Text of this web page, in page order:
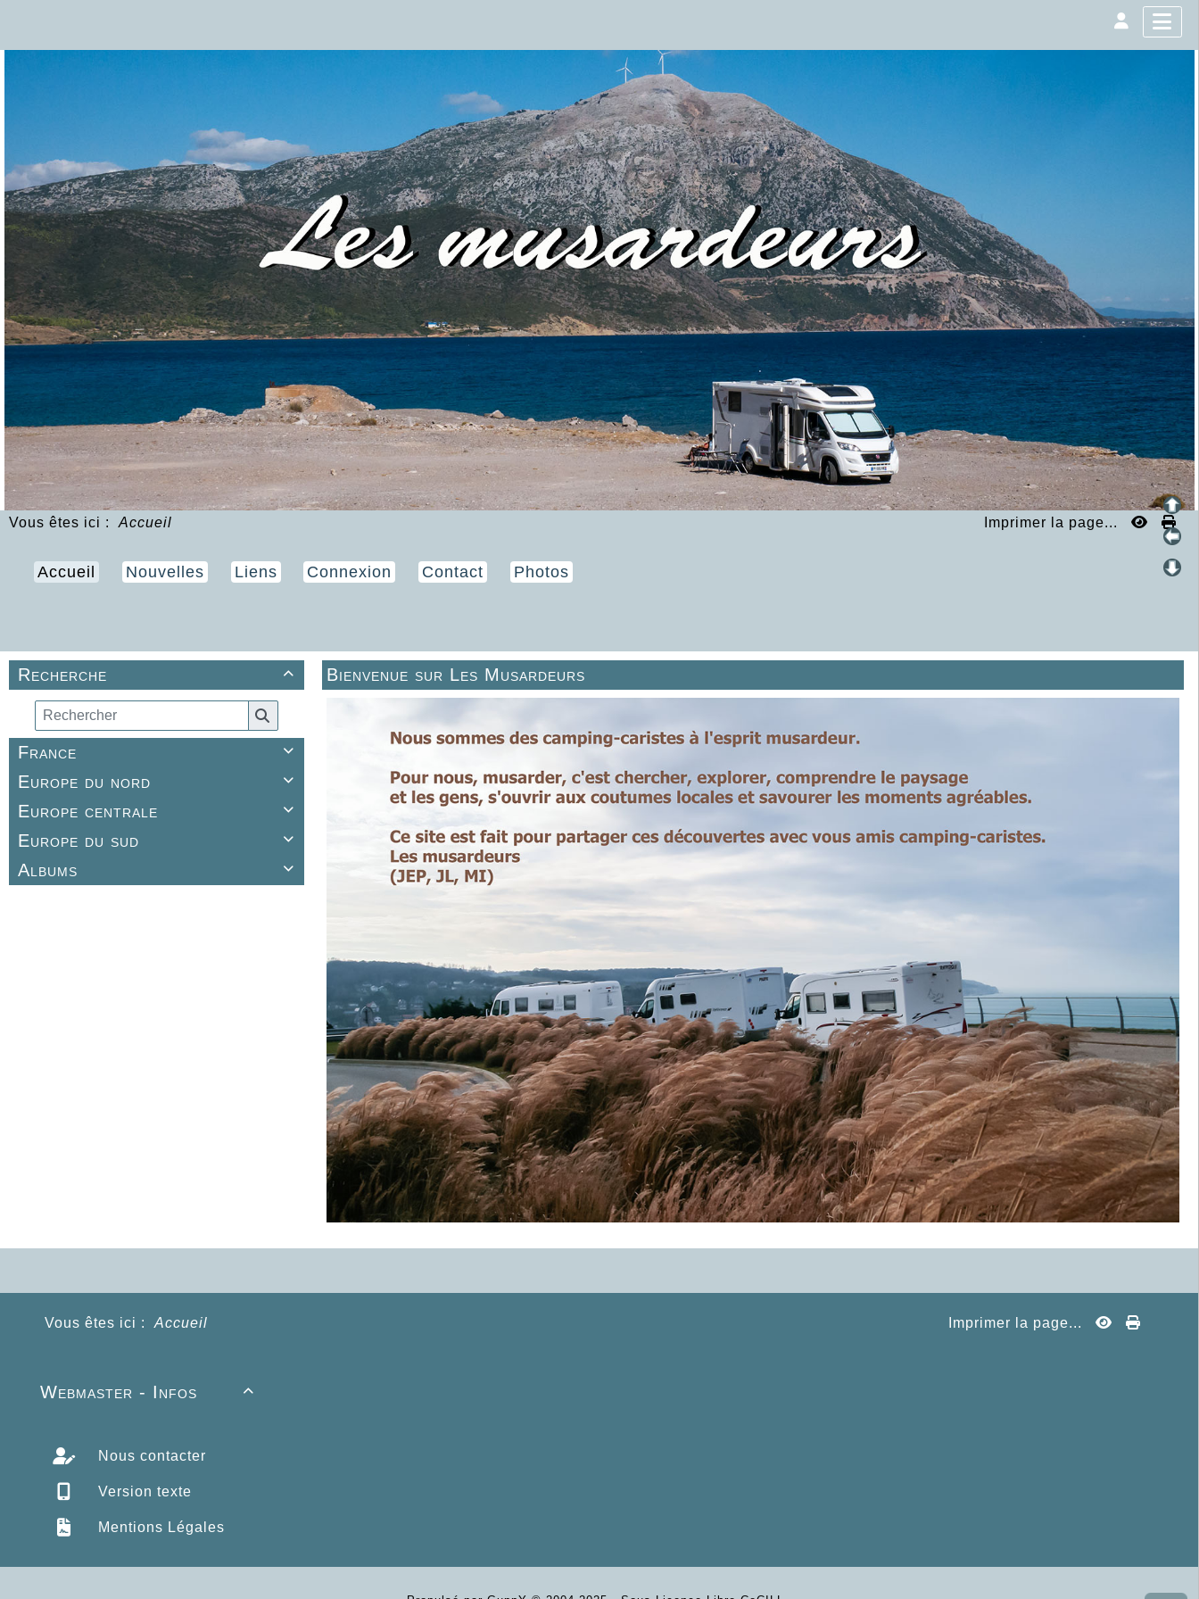
Vous êtes ici : Accueil Imprimer la page...
Accueil Nouvelles Liens Connexion Contact Photos

Recherche

France

Europe du nord

Europe centrale

Europe du sud

Albums
Bienvenue sur Les Musardeurs
Vous êtes ici :Accueil Imprimer la page...

Webmaster - Infos
Nous contacter
Version texte
Mentions Légales